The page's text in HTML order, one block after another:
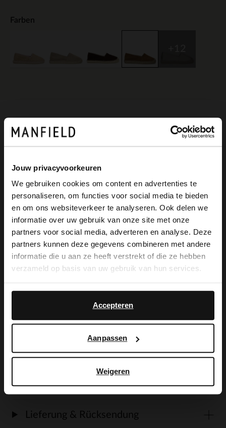
Jouw privacyvoorkeuren
We gebruiken cookies om content en advertenties te
personaliseren, om functies voor social media te bieden
en om ons websiteverkeer te analyseren. Ook delen we
informatie over uw gebruik van onze site met onze
partners voor social media, adverteren en analyse. Deze
partners kunnen deze gegevens combineren met andere
informatie die u aan ze heeft verstrekt of die ze hebben
verzameld op basis van uw gebruik van hun services.
Accepteren
Aanpassen
Weigeren
Farben
Produktbeschreibung
Cognacfarbene Veloursleder-Espadrilles
der Marke Manfield. Espadrilles erfreuen
sich großer Beliebtheit, da sie sich leicht
an- und ausziehen lassen, sich bequem
laufen und noch dazu besonders stylish
sind. Diese Espadrilles sind aus
Produktdetails
Lieferung & Rücksendung
×
View this website in English?
It looks like your language isn't Dutch. Would
you like to switch to English?
English